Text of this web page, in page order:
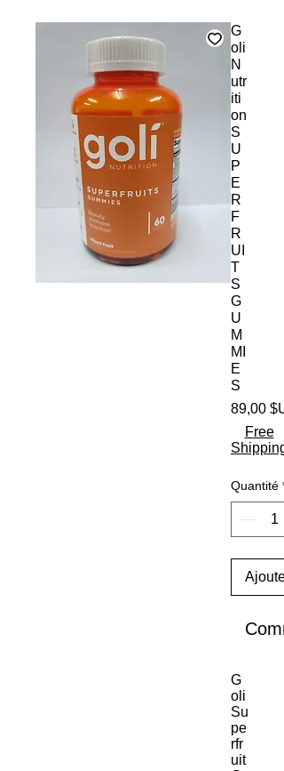
G
oli
N
utr
iti
on
S
U
P
E
R
F
R
UI
T
S
G
U
M
MI
E
S
89,00
Free
Shipping
Quantité *
G
oli
Su
pe
rfr
uit